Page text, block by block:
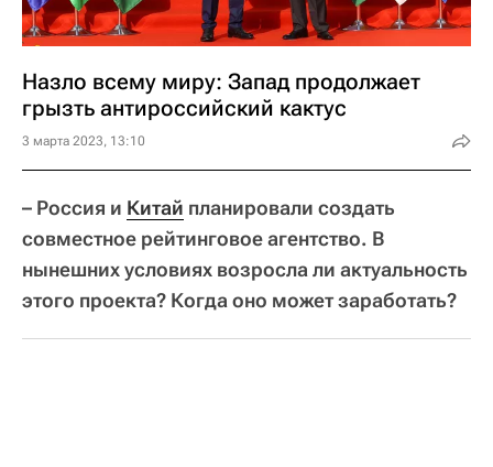
Назло всему миру: Запад продолжает
грызть антироссийский кактус
3 марта 2023, 13:10
– Россия и Китай планировали создать
совместное рейтинговое агентство. В
нынешних условиях возросла ли актуальность
этого проекта? Когда оно может заработать?